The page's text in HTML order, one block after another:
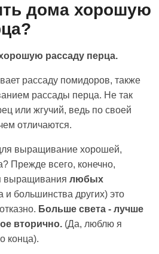
дома хорошую
рассаду перца.
рассаду помидоров, также
рассады перца. Не так
или жгучий, ведь по своей
отличаются.
выращивание хорошей,
Прежде всего, конечно,
выращиваниялюбых
и большинства других) это
Больше света - лучше
вторично. (Да, люблю я
конца).